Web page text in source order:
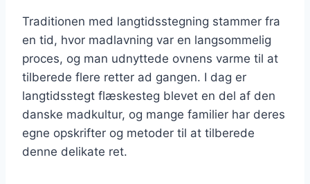
Traditionen med langtidsstegning stammer fra
en tid, hvor madlavning var en langsommelig
proces, og man udnyttede ovnens varme til at
tilberede flere retter ad gangen. I dag er
langtidsstegt flæskesteg blevet en del af den
danske madkultur, og mange familier har deres
egne opskrifter og metoder til at tilberede
denne delikate ret.